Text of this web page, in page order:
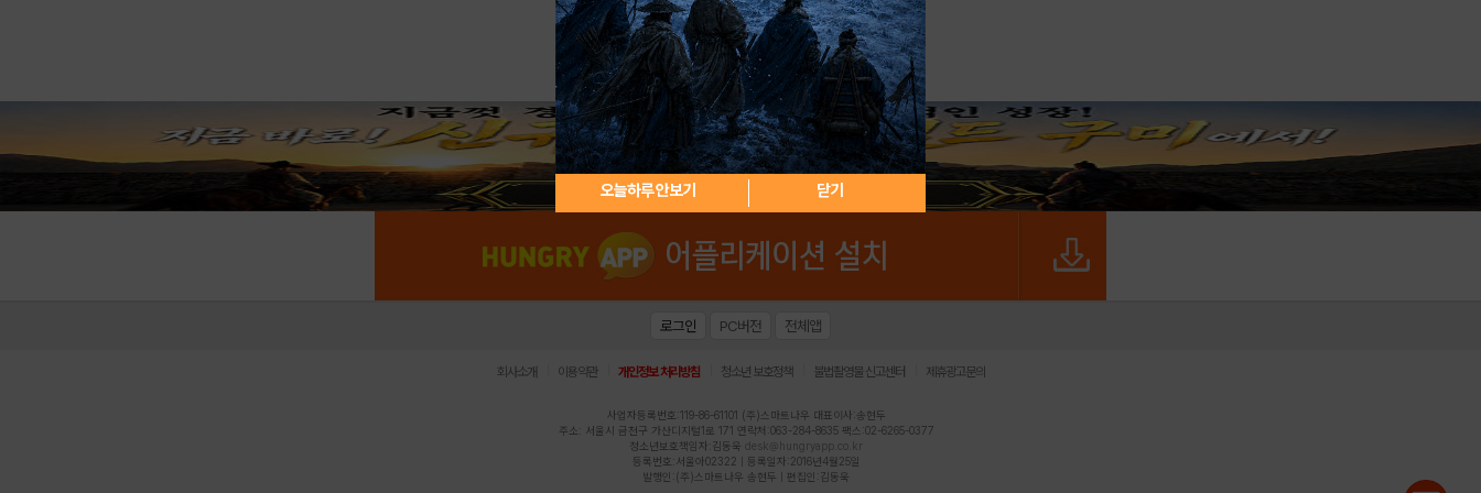
아이디 / 비밀번호 찾기 회원가입
오늘하루 안보기 닫기
로그인 PC버전 전체앱
회사소개 이용약관 개인정보 처리방침 청소년 보호정책 불법촬영물 신고센터 제휴광고문의
사업자등록번호:119-86-61101 (주)스마트나우 대표이사:송현두
주소: 서울시 금천구 가산디지털1로 171 연락처:063-284-8635 팩스:02-6265-0377
청소년보호책임자:김동욱 desk@hungryapp.co.kr
등록번호:서울아02322 | 등록일자:2016년4월25일
발행인:(주)스마트나우 송현두 | 편집인:김동욱